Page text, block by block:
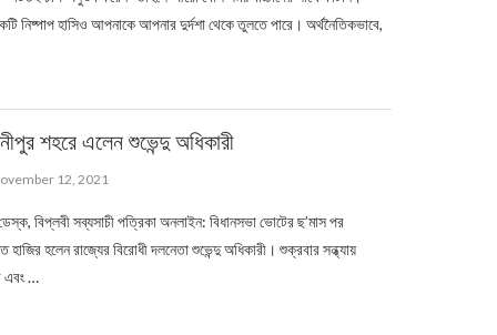
নিষ্পাপ হাসিও আপনাকে আপনার দুর্দশা থেকে তুলতে পারে। অর্থনৈতিকভাবে,
শহরে এলেন শুভেন্দু অধিকারী
12, 2021
বিপ্লবী সব্যসাচী পত্রিকা অনলাইন: বিধানসভা ভোটের ছ’মাস পর
হাজির হলেন রাজ্যের বিরোধী দলনেতা শুভেন্দু অধিকারী। শুক্রবার সন্ধ্যায়
এবং …